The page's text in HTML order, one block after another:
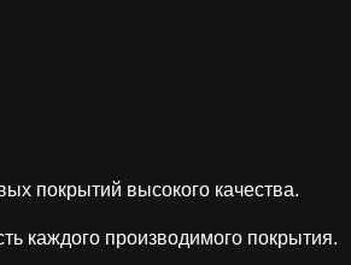
покрытий высокого качества.
каждого производимого покрытия.